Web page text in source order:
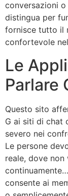
conversazioni
distingua per
fornisce tutto il
confortevole
Le
Parlare
Questo sito
G ai siti di chat
severo nei
Le persone
reale, dove
consente ai